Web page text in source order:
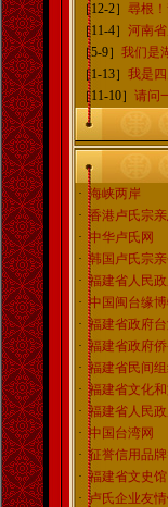
［12-2］ 尋根
［11-4］ 河南
［5-9］ 我们是
［1-13］ 我是
［11-10］ 请问
·海峡两岸
·香港卢氏宗
·中华卢氏网
·韩国卢氏宗
·福建省人民
·中国闽台缘
·福建省政府
·福建省政府
·福建省民间
·福建省文化
·福建省人民政
·中国台湾网
·征誉信用品
·福建省文史馆
·卢氏企业友